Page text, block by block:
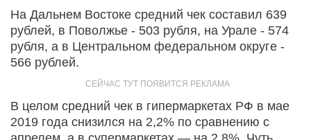
На Дальнем Востоке средний чек составил 639
рублей, в Поволжье - 503 рубля, на Урале - 574
рубля, а в Центральном федеральном округе -
566 рублей.
В целом средний чек в гипермаркетах РФ в мае
2019 года снизился на 2,2% по сравнению с